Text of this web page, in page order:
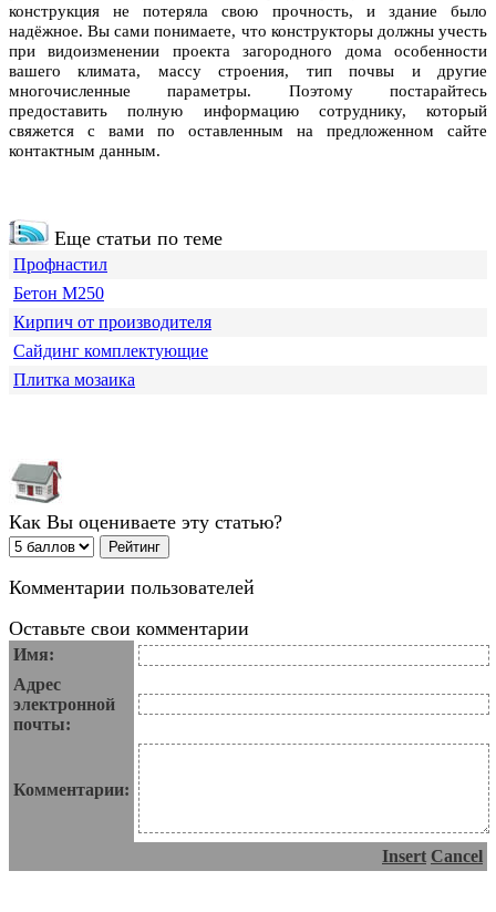
конструкция не потеряла свою прочность, и здание было
надёжное. Вы сами понимаете, что конструкторы должны учесть
при видоизменении проекта загородного дома особенности
вашего климата, массу строения, тип почвы и другие
многочисленные параметры. Поэтому постарайтесь
предоставить полную информацию сотруднику, который
свяжется с вами по оставленным на предложенном сайте
контактным данным.
Еще статьи по теме
Профнастил
Бетон М250
Кирпич от производителя
Сайдинг комплектующие
Плитка мозаика
Как Вы оцениваете эту статью?
Комментарии пользователей
Оставьте свои комментарии
Имя:
Адрес
электронной
почты:
Комментарии:
Insert Cancel